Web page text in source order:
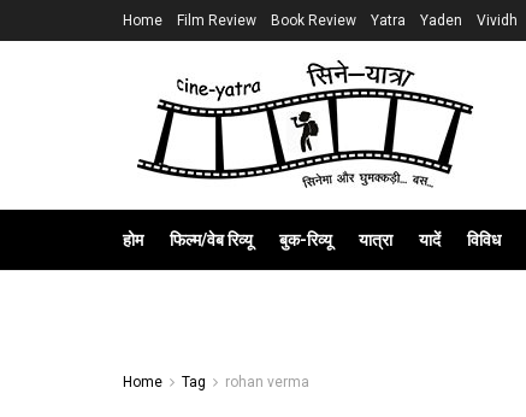
Home Film Review Book Review Yatra Yaden Vividh
होम फिल्म/वेब रिव्यू बुक-रिव्यू यात्रा यादें विविध
Home Tag rohan verma